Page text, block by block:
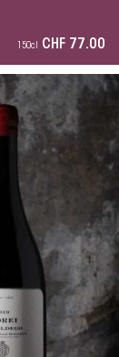
150cl CHF 77.00